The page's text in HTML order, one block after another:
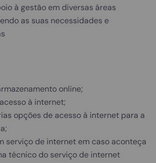
à gestão em diversas áreas
as suas necessidades e
online;
à internet;
opções de acesso à internet para a
serviço de internet em caso aconteça
técnico do serviço de internet